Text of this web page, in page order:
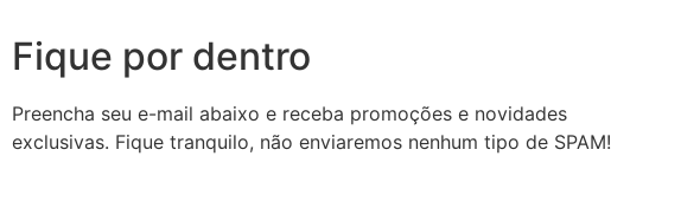
Fique por dentro
Preencha seu e-mail abaixo e receba promoções e novidades
exclusivas. Fique tranquilo, não enviaremos nenhum tipo de SPAM!